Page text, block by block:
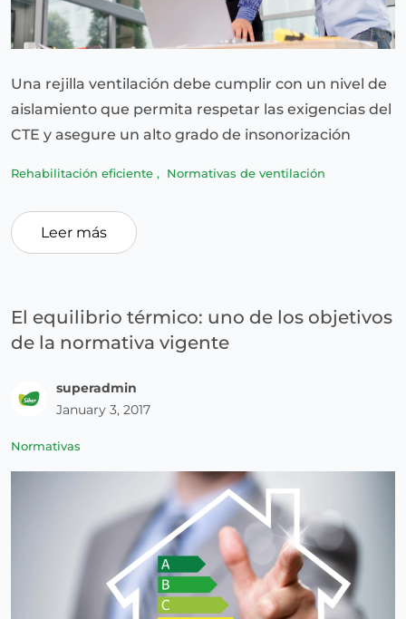
Una rejilla ventilación debe cumplir con un nivel de
aislamiento que permita respetar las exigencias del
CTE y asegure un alto grado de insonorización
Rehabilitación eficiente , Normativas de ventilación
Leer más
El equilibrio térmico: uno de los objetivos
de la normativa vigente
superadmin
January 3, 2017
Normativas